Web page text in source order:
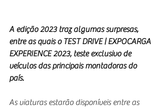
A edição 2023 traz algumas surpresas,
entre as quais o TEST DRIVE | EXPOCARGA
EXPERIENCE 2023, teste exclusivo de
veículos das principais montadoras do
país.
As viaturas estarão disponíveis entre as